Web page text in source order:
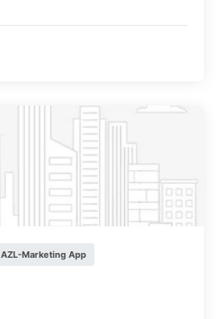
AZL-Marketing App